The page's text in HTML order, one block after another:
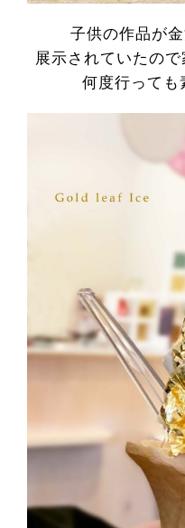
子供の作品が
展示されていたの
何度行って